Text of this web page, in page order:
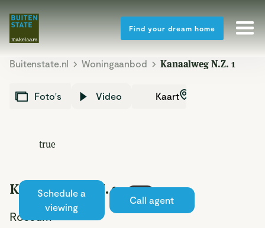
Find your dream home
Buitenstate.nl Woningaanbod Kanaalweg N.Z. 1
Foto's Video Kaart
true
Schedule a
viewing
Call agent
Kanaalweg N.Z. 1
Rossum